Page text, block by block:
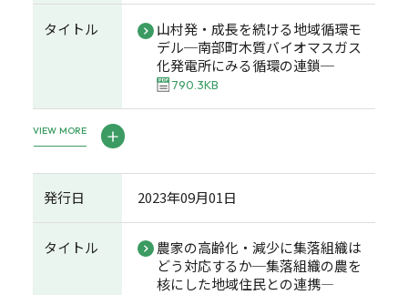
タイトル
山村発・成長を続ける地域循環モ
デル─南部町木質バイオマスガス
化発電所にみる循環の連鎖─
790.3KB
VIEW MORE
発行日 2023年09月01日
タイトル
農家の高齢化・減少に集落組織は
どう対応するか─集落組織の農を
核にした地域住民との連携―